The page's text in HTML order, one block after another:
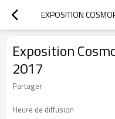
EXPOSITION
Exposition
2017
Partager
Heure de diffusion